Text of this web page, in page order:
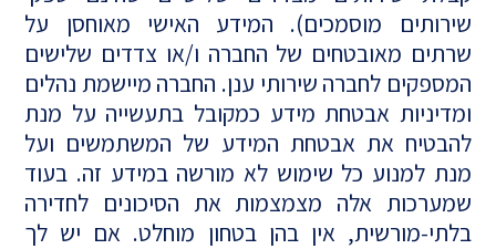
שירותים מוסמכים). המידע האישי מאוחסן על
שרתים מאובטחים של החברה ו/או צדדים שלישים
המספקים לחברה שירותי ענן. החברה מיישמת נהלים
ומדיניות אבטחת מידע כמקובל בתעשייה על מנת
להבטיח את אבטחת המידע של המשתמשים ועל
מנת למנוע כל שימוש לא מורשה במידע זה. בעוד
שמערכות אלה מצמצמות את הסיכונים לחדירה
בלתי-מורשית, אין בהן בטחון מוחלט. אם יש לך